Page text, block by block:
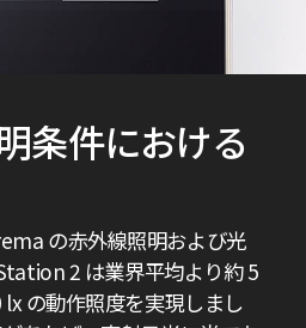
条件における
の赤外線照明および光
2 は業界平均より約 5
の動作照度を実現しまし